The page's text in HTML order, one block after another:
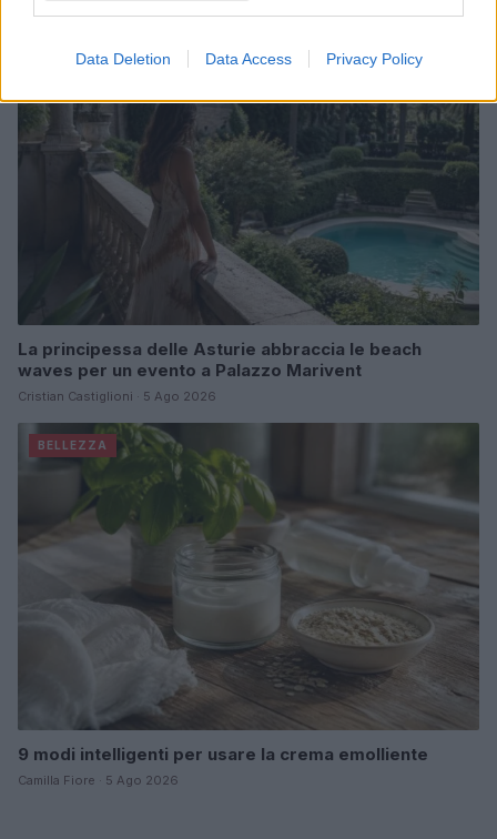
Data Deletion Data Access Privacy Policy
La principessa delle Asturie abbraccia le beach
waves per un evento a Palazzo Marivent
Cristian Castiglioni · 5 Ago 2026
BELLEZZA
9 modi intelligenti per usare la crema emolliente
Camilla Fiore · 5 Ago 2026